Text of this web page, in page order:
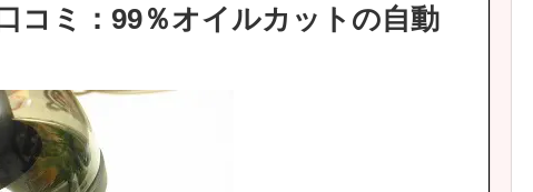
コミ：99％オイルカットの自動